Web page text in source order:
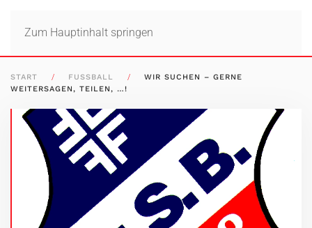
Zum Hauptinhalt springen
START FUSSBALL
WIR SUCHEN – GERNE
WEITERSAGEN, TEILEN, …!